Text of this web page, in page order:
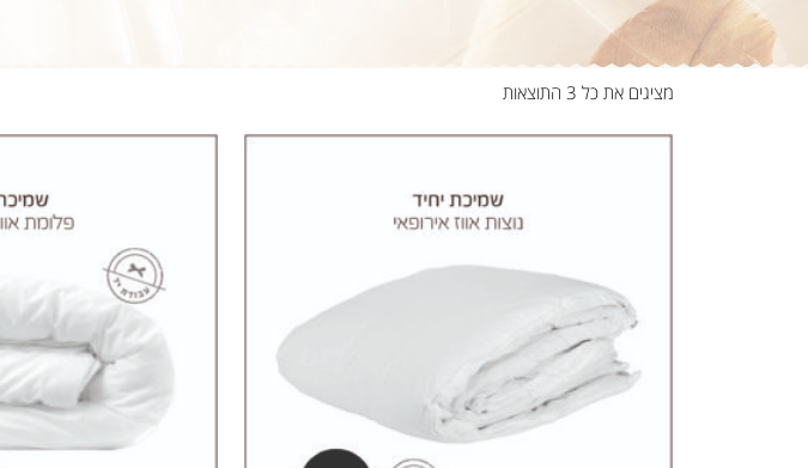
מציגים את כל ⁦3⁩ התוצאות